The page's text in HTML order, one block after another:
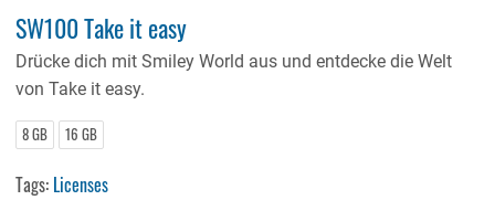
SW100 Take it easy
Drücke dich mit Smiley World aus und entdecke die Welt
von Take it easy.
8 GB 16 GB
Tags: Licenses